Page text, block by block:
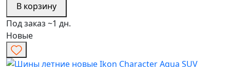
В корзину
Под заказ ~1 дн.
Новые